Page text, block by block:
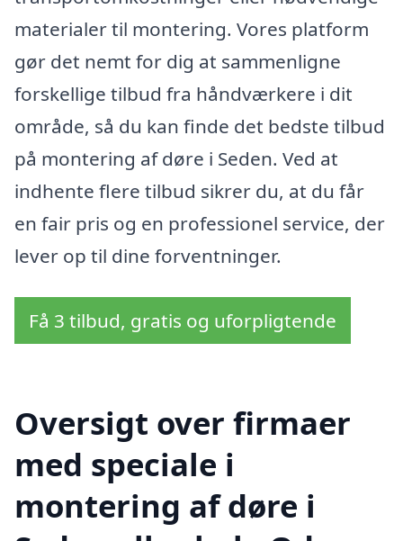
materialer til montering. Vores platform
gør det nemt for dig at sammenligne
forskellige tilbud fra håndværkere i dit
område, så du kan finde det bedste tilbud
på montering af døre i Seden. Ved at
indhente flere tilbud sikrer du, at du får
en fair pris og en professionel service, der
lever op til dine forventninger.
Få 3 tilbud, gratis og uforpligtende
Oversigt over firmaer
med speciale i
montering af døre i